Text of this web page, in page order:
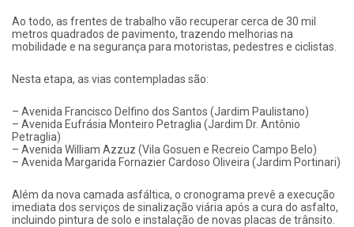
Ao todo, as frentes de trabalho vão recuperar cerca de 30 mil
metros quadrados de pavimento, trazendo melhorias na
mobilidade e na segurança para motoristas, pedestres e ciclistas.
Nesta etapa, as vias contempladas são:
– Avenida Francisco Delfino dos Santos (Jardim Paulistano)
– Avenida Eufrásia Monteiro Petraglia (Jardim Dr. Antônio
Petraglia)
– Avenida William Azzuz (Vila Gosuen e Recreio Campo Belo)
– Avenida Margarida Fornazier Cardoso Oliveira (Jardim Portinari)
Além da nova camada asfáltica, o cronograma prevê a execução
imediata dos serviços de sinalização viária após a cura do asfalto,
incluindo pintura de solo e instalação de novas placas de trânsito.